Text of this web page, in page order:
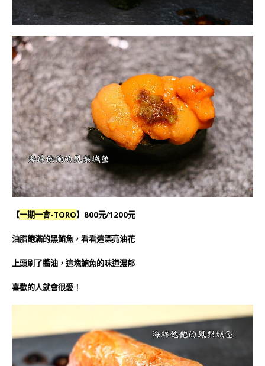
【一期一會-TORO】800元/1200元
油脂飽滿的黑鮪魚，看看這漂亮油花
上頭刷了醬油，這塊鮪魚的味道濃郁
喜歡的人就會很愛！